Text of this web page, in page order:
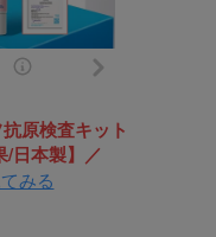
原検査キット
/日本製】／
みる